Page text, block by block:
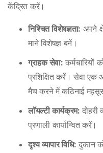
केंद्रित करें।
निश्चित विशेषज्ञता: अपने
माने विशेषज्ञ बनें।
ग्राहक सेवा: कर्मचारियों
प्रशिक्षित करें। सेवा एक
मैच करने में कठिनाई
लॉयल्टी कार्यक्रम: दोहरी
प्रणाली कार्यान्वित करें।
दृश्य व्यापार विधि: दुकान